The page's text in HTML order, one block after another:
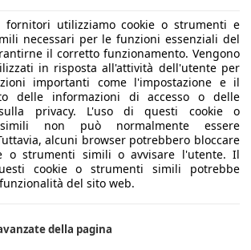
criteri di lavoro potendo contare su
ribaltabile oppure fisso, a due o a
con autotelaio cabinato o con
lungo. Molto ricca risulta essere la
oltre l’ABS anche due Airbag
alzacristalli elettrici,
con antenna già cablata,
maggiorati, volante regolabile, specchi
protezione cabina.
Tata Xenon sono:
metri
fornitori utilizziamo cookie o strumenti e
necessari per le funzioni essenziali del
il corretto funzionamento. Vengono
in risposta all'attività dell'utente per
importanti come l'impostazione e il
delle informazioni di accesso o delle
privacy. L'uso di questi cookie o
non può normalmente essere
alcuni browser potrebbero bloccare
o strumenti simili o avvisare l'utente. Il
cookie o strumenti simili potrebbe
del sito web.
della pagina